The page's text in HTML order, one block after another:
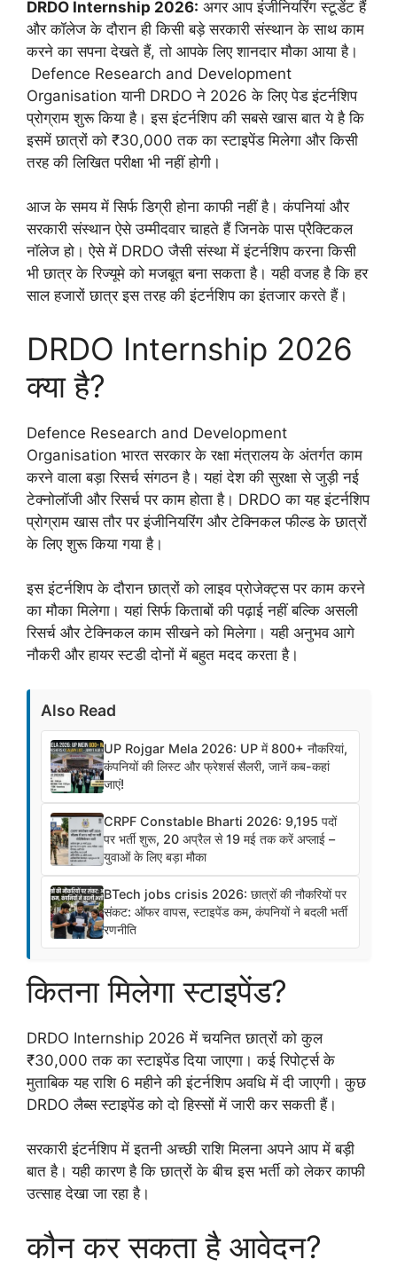
DRDO Internship 2026: अगर आप इंजीनियरिंग स्टूडेंट हैं
और कॉलेज के दौरान ही किसी बड़े सरकारी संस्थान के साथ काम
करने का सपना देखते हैं, तो आपके लिए शानदार मौका आया है।
Defence Research and Development
Organisation यानी DRDO ने 2026 के लिए पेड इंटर्नशिप
प्रोग्राम शुरू किया है। इस इंटर्नशिप की सबसे खास बात ये है कि
इसमें छात्रों को ₹30,000 तक का स्टाइपेंड मिलेगा और किसी
तरह की लिखित परीक्षा भी नहीं होगी।
आज के समय में सिर्फ डिग्री होना काफी नहीं है। कंपनियां और
सरकारी संस्थान ऐसे उम्मीदवार चाहते हैं जिनके पास प्रैक्टिकल
नॉलेज हो। ऐसे में DRDO जैसी संस्था में इंटर्नशिप करना किसी
भी छात्र के रिज्यूमे को मजबूत बना सकता है। यही वजह है कि हर
साल हजारों छात्र इस तरह की इंटर्नशिप का इंतजार करते हैं।
DRDO Internship 2026
क्या है?
Defence Research and Development
Organisation भारत सरकार के रक्षा मंत्रालय के अंतर्गत काम
करने वाला बड़ा रिसर्च संगठन है। यहां देश की सुरक्षा से जुड़ी नई
टेक्नोलॉजी और रिसर्च पर काम होता है। DRDO का यह इंटर्नशिप
प्रोग्राम खास तौर पर इंजीनियरिंग और टेक्निकल फील्ड के छात्रों
के लिए शुरू किया गया है।
इस इंटर्नशिप के दौरान छात्रों को लाइव प्रोजेक्ट्स पर काम करने
का मौका मिलेगा। यहां सिर्फ किताबों की पढ़ाई नहीं बल्कि असली
रिसर्च और टेक्निकल काम सीखने को मिलेगा। यही अनुभव आगे
नौकरी और हायर स्टडी दोनों में बहुत मदद करता है।
Also Read
UP Rojgar Mela 2026: UP में 800+ नौकरियां,
कंपनियों की लिस्ट और फ्रेशर्स सैलरी, जानें कब-कहां
जाएं!
CRPF Constable Bharti 2026: 9,195 पदों
पर भर्ती शुरू, 20 अप्रैल से 19 मई तक करें अप्लाई –
युवाओं के लिए बड़ा मौका
BTech jobs crisis 2026: छात्रों की नौकरियों पर
संकट: ऑफर वापस, स्टाइपेंड कम, कंपनियों ने बदली भर्ती
रणनीति
कितना मिलेगा स्टाइपेंड?
DRDO Internship 2026 में चयनित छात्रों को कुल
₹30,000 तक का स्टाइपेंड दिया जाएगा। कई रिपोर्ट्स के
मुताबिक यह राशि 6 महीने की इंटर्नशिप अवधि में दी जाएगी। कुछ
DRDO लैब्स स्टाइपेंड को दो हिस्सों में जारी कर सकती हैं।
सरकारी इंटर्नशिप में इतनी अच्छी राशि मिलना अपने आप में बड़ी
बात है। यही कारण है कि छात्रों के बीच इस भर्ती को लेकर काफी
उत्साह देखा जा रहा है।
कौन कर सकता है आवेदन?